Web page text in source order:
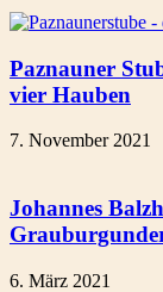
Paznauner
vier Hauben
7. November 2021
Johannes
6. März 2021